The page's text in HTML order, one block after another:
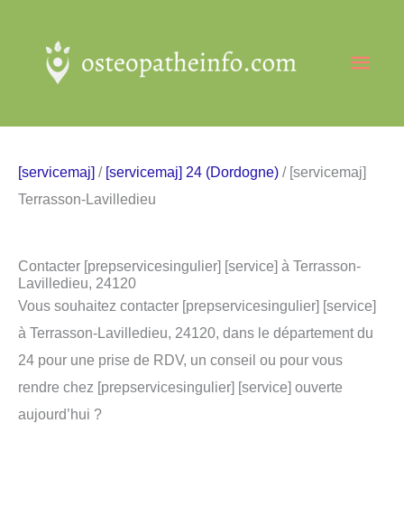
contenu
[servicemaj] / [servicemaj] 24 (Dordogne) / [servicemaj]
Terrasson-Lavilledieu
Contacter [prepservicesingulier] [service] à Terrasson-
Lavilledieu, 24120
Vous souhaitez contacter [prepservicesingulier] [service]
à Terrasson-Lavilledieu, 24120, dans le département du
24 pour une prise de RDV, un conseil ou pour vous
rendre chez [prepservicesingulier] [service] ouverte
aujourd’hui ?